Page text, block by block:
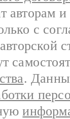
авторам
с
.